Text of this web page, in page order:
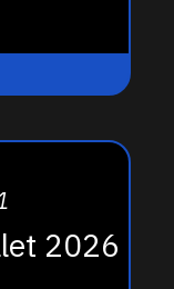
2026